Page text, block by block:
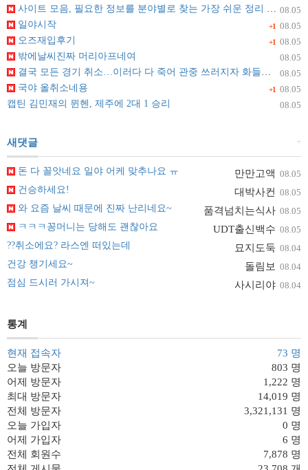
08.05
사이트 모음, 필요한 정보를 분야별로 찾는 가장 쉬운 정리 방법
+1 08.05
일야시작
+1 08.05
오즈재입후기
08.05
밖에날씨진짜 머리아프네여
08.05
결국 모든 경기 취소…이러다 다 죽어 관중 쓰러지자 화들짝 [자막뉴스]
+1 08.05
국야 올취소네용
08.05
캡틴 김민재의 뮌헨, 제주에 2대 1 승리
+
새댓글
만만고액 08.05
돈 다 꼴앗네요 일야 어케 맞추나요 ㅠ
대박사컨 08.05
건승하세요!
품격넘치는식사 08.05
와 요즘 날씨 때문에 진짜 난리네요~
UDT출신백수 08.05
ㅋㅋㅋ꽁머니는 당해도 괜찮아요
묘지도둑 08.04
??취소에요? 라스엔 떠있는데
돌림보 08.04
건강 챙기세요~
사시리야 08.04
점심 드시러 가시져~
통계
현재 접속자
73 명
오늘 방문자
803 명
어제 방문자
1,222 명
최대 방문자
14,019 명
전체 방문자
3,321,131 명
오늘 가입자
0 명
어제 가입자
6 명
전체 회원수
7,878 명